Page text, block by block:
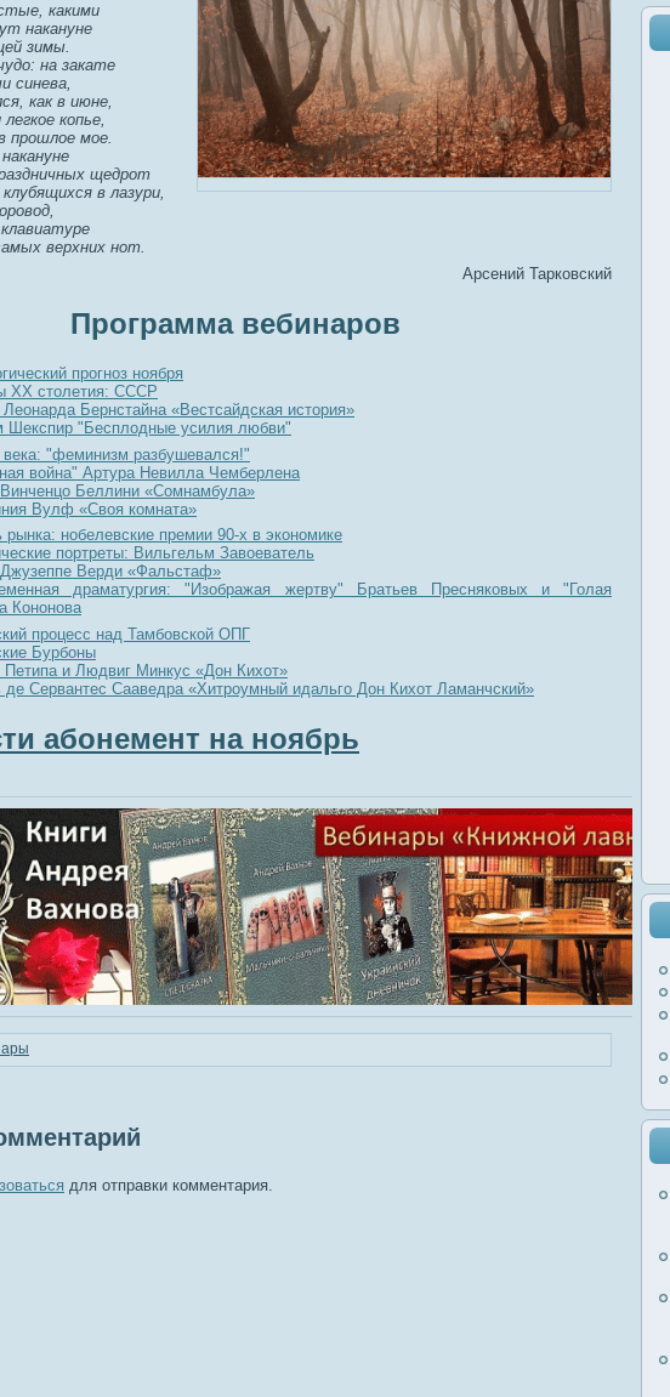
какими
накануне
зимы.
на закате
синева,
как в июне,
копье,
прошлое мое.
щедрот
в лазури,
верхних нот.
Арсений Тарковский
Программа вебинаров
прогноз ноября
ХХ столетия: СССР
Бернстайна «Вестсайдская история»
Шекспир "Бесплодные усилия любви"
"феминизм разбушевался!"
война" Артура Невилла Чемберлена
Беллини «Сомнамбула»
Вулф «Своя комната»
рынка: нобелевские премии 90-х в экономике
портреты: Вильгельм Завоеватель
Верди «Фальстаф»
драматургия: "Изображая жертву" Братьев Пресняковых и "Голая
Кононова
процесс над Тамбовской ОПГ
Бурбоны
Петипа и Людвиг Минкус «Дон Кихот»
де Сервантес Сааведра «Хитроумный идальго Дон Кихот Ламанчский»
абонемент на ноябрь
для отправки комментария.